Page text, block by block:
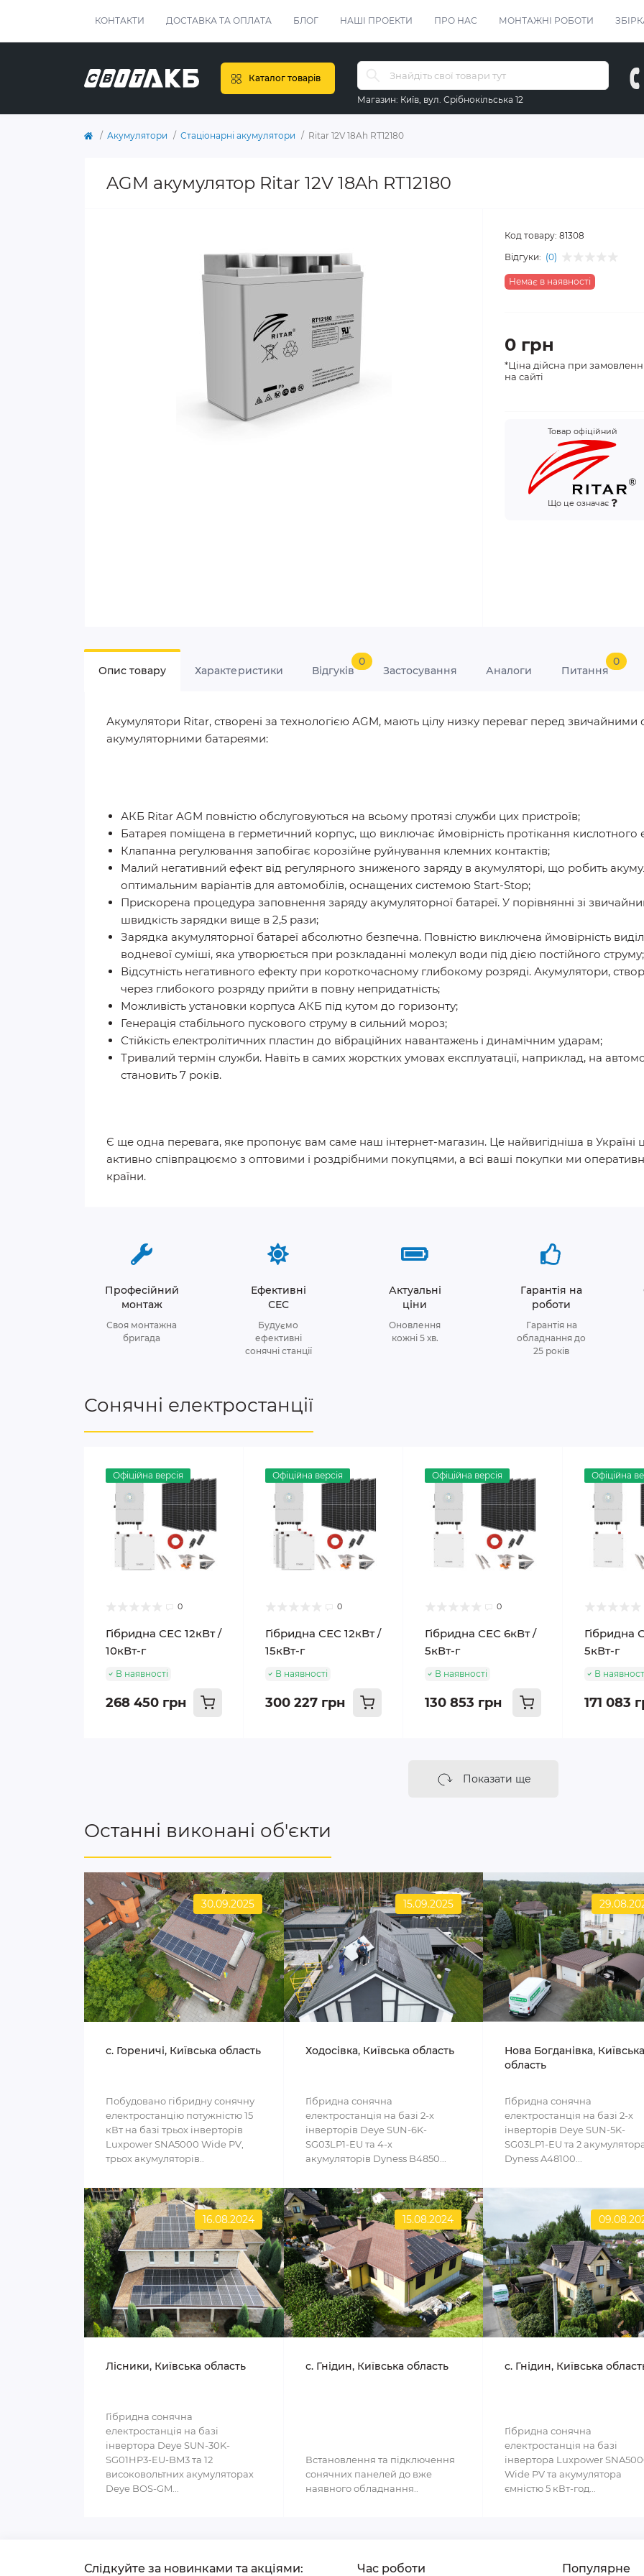
КОНТАКТИ ДОСТАВКА ТА ОПЛАТА БЛОГ НАШІ ПРОЕКТИ ПРО НАС МОНТАЖНІ РОБОТИ
Каталог товарів
Магазин: Київ, вул. Срібнокільська 12
Акумулятори Стаціонарні акумулятори Ritar 12V 18Ah RT12180
AGM акумулятор Ritar 12V 18Ah RT12180
Код товару: 81308
Відгуки: (0)
Немає в наявності
0 грн
*Ціна дійсна при
на сайті
Товар офіційний
Що це означає
Опис товару Характеристики Відгуків
0
Застосування Аналоги Питання
0
Акумулятори Ritar, створені за технологією AGM, мають цілу низку переваг перед
акумуляторними батареями:
АКБ Ritar AGM повністю обслуговуються на всьому протязі служби цих пристроїв;
Батарея поміщена в герметичний корпус, що виключає ймовірність протікання кислотного
Клапанна регулювання запобігає корозійне руйнування клемних контактів;
Малий негативний ефект від регулярного зниженого заряду в акумуляторі, що робить
оптимальним варіантів для автомобілів, оснащених системою Start-Stop;
Прискорена процедура заповнення заряду акумуляторної батареї. У порівнянні зі
швидкість зарядки вище в 2,5 рази;
Зарядка акумуляторної батареї абсолютно безпечна. Повністю виключена ймовірність
водневої суміші, яка утворюється при розкладанні молекул води під дією постійного струму;
Відсутність негативного ефекту при короткочасному глибокому розряді. Акумулятори,
через глибокого розряду прийти в повну непридатність;
Можливість установки корпуса АКБ під кутом до горизонту;
Генерація стабільного пускового струму в сильний мороз;
Стійкість електролітичних пластин до вібраційних навантажень і динамічним ударам;
Тривалий термін служби. Навіть в самих жорстких умовах експлуатації, наприклад, на
становить 7 років.
Є ще одна перевага, яке пропонує вам саме наш інтернет-магазин. Це найвигідніша в Україні
активно співпрацюємо з оптовими і роздрібними покупцями, а всі ваші покупки ми
країни.
Професійний
монтаж
Своя монтажна
бригада
Ефективні
СЕС
Будуємо
ефективні
сонячні станції
Актуальні
ціни
Оновлення
кожні 5 хв.
Гарантія на
роботи
Гарантія на
обладнання до
25 років
Сонячні електростанції
Офіційна версія
0
Гібридна СЕС 12кВт /
10кВт-г
В наявності
268 450 грн
Офіційна версія
0
Гібридна СЕС 12кВт /
15кВт-г
В наявності
300 227 грн
Офіційна версія
0
Гібридна СЕС 6кВт /
5кВт-г
В наявності
130 853 грн
Офіційна
Гібридна
5кВт-г
В
171 083
Показати ще
Останні виконані об'єкти
30.09.2025
c. Гореничі, Київська область
Побудовано гібридну сонячну
електростанцію потужністю 15
кВт на базі трьох інверторів
Luxpower SNA5000 Wide PV,
трьох акумуляторів..
15.09.2025
Ходосівка, Київська область
Гібридна сонячна
електростанція на базі 2-х
інверторів Deye SUN-6K-
SG03LP1-EU та 4-х
акумуляторів Dyness B4850...
Нова Богданівка, Київська
область
Гібридна сонячна
електростанція на базі 2-х
інверторів Deye SUN-5K-
SG03LP1-EU та 2
Dyness A48100...
16.08.2024
Лісники, Київська область
Гібридна сонячна
електростанція на базі
інвертора Deye SUN-30K-
SG01HP3-EU-BM3 та 12
високовольтних акумуляторах
Deye BOS-GM...
15.08.2024
с. Гнідин, Київська область
Встановлення та підключення
сонячних панелей до вже
наявного обладнання..
с. Гнідин, Київська
Гібридна сонячна
електростанція на базі
інвертора Luxpower
Wide PV та акумулятора
ємністю 5 кВт-год...
Слідкуйте за новинками та акціями: Час роботи Популярне